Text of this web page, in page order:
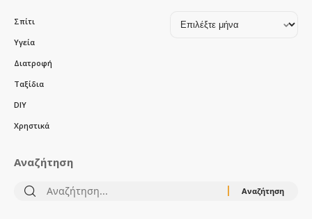
Σπίτι
Υγεία
Διατροφή
Ταξίδια
DIY
Χρηστικά
Αρχείο
Αναζήτηση
Αναζήτηση